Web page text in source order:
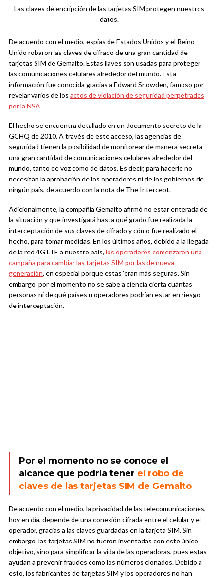
Las claves de encripción de las tarjetas SIM protegen nuestros
datos.
De acuerdo con el medio, espías de Estados Unidos y el Reino
Unido robaron las claves de cifrado de una gran cantidad de
tarjetas SIM de Gemalto. Estas llaves son usadas para proteger
las comunicaciones celulares alrededor del mundo. Esta
información fue conocida gracias a Edward Snowden, famoso por
revelar varios de los actos de violación de seguridad perpetrados
por la NSA.
El hecho se encuentra detallado en un documento secreto de la
GCHQ de 2010. A través de este acceso, las agencias de
seguridad tienen la posibilidad de monitorear de manera secreta
una gran cantidad de comunicaciones celulares alrededor del
mundo, tanto de voz como de datos. Es decir, para hacerlo no
necesitan la aprobación de los operadores ni de los gobiernos de
ningún país, de acuerdo con la nota de The Intercept.
Adicionalmente, la compañía Gemalto afirmó no estar enterada de
la situación y que investigará hasta qué grado fue realizada la
interceptación de sus claves de cifrado y cómo fue realizado el
hecho, para tomar medidas. En los últimos años, debido a la llegada
de la red 4G LTE a nuestro país, los operadores comenzaron una
campaña para cambiar las tarjetas SIM por las de nueva
generación, en especial porque estas ‘eran más seguras’. Sin
embargo, por el momento no se sabe a ciencia cierta cuántas
personas ni de qué países u operadores podrían estar en riesgo
de interceptación.
Por el momento no se conoce el
alcance que podría tener el robo de
claves de las tarjetas SIM de Gemalto
De acuerdo con el medio, la privacidad de las telecomunicaciones,
hoy en día, depende de una conexión cifrada entre el celular y el
operador, gracias a las claves guardadas en la tarjeta SIM. Sin
embargo, las tarjetas SIM no fueron inventadas con este único
objetivo, sino para simplificar la vida de las operadoras, pues estas
ayudan a prevenir fraudes como los números clonados. Debido a
esto, los fabricantes de tarjetas SIM y los operadores no han